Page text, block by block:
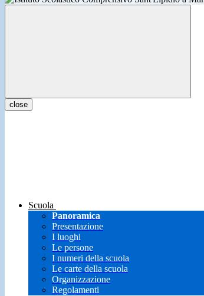
close
Scuola
Panoramica
Presentazione
I luoghi
Le persone
I numeri della scuola
Le carte della scuola
Organizzazione
Regolamenti